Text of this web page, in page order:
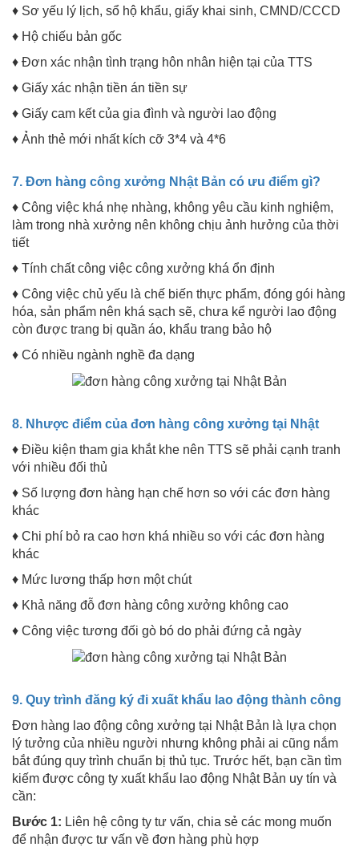
♦ Sơ yếu lý lịch, sổ hộ khẩu, giấy khai sinh, CMND/CCCD
♦ Hộ chiếu bản gốc
♦ Đơn xác nhận tình trạng hôn nhân hiện tại của TTS
♦ Giấy xác nhận tiền án tiền sự
♦ Giấy cam kết của gia đình và người lao động
♦ Ảnh thẻ mới nhất kích cỡ 3*4 và 4*6
7. Đơn hàng công xưởng Nhật Bản có ưu điểm gì?
♦ Công việc khá nhẹ nhàng, không yêu cầu kinh nghiệm,
làm trong nhà xưởng nên không chịu ảnh hưởng của thời
tiết
♦ Tính chất công việc công xưởng khá ổn định
♦ Công việc chủ yếu là chế biến thực phẩm, đóng gói hàng
hóa, sản phẩm nên khá sạch sẽ, chưa kể người lao động
còn được trang bị quần áo, khẩu trang bảo hộ
♦ Có nhiều ngành nghề đa dạng
8. Nhược điểm của đơn hàng công xưởng tại Nhật
♦ Điều kiện tham gia khắt khe nên TTS sẽ phải cạnh tranh
với nhiều đối thủ
♦ Số lượng đơn hàng hạn chế hơn so với các đơn hàng
khác
♦ Chi phí bỏ ra cao hơn khá nhiều so với các đơn hàng
khác
♦ Mức lương thấp hơn một chút
♦ Khả năng đỗ đơn hàng công xưởng không cao
♦ Công việc tương đối gò bó do phải đứng cả ngày
9. Quy trình đăng ký đi xuất khẩu lao động thành công
Đơn hàng lao động công xưởng tại Nhật Bản là lựa chọn
lý tưởng của nhiều người nhưng không phải ai cũng nắm
bắt đúng quy trình chuẩn bị thủ tục. Trước hết, bạn cần tìm
kiếm được công ty xuất khẩu lao động Nhật Bản uy tín và
cần:
Bước 1: Liên hệ công ty tư vấn, chia sẻ các mong muốn
để nhận được tư vấn về đơn hàng phù hợp